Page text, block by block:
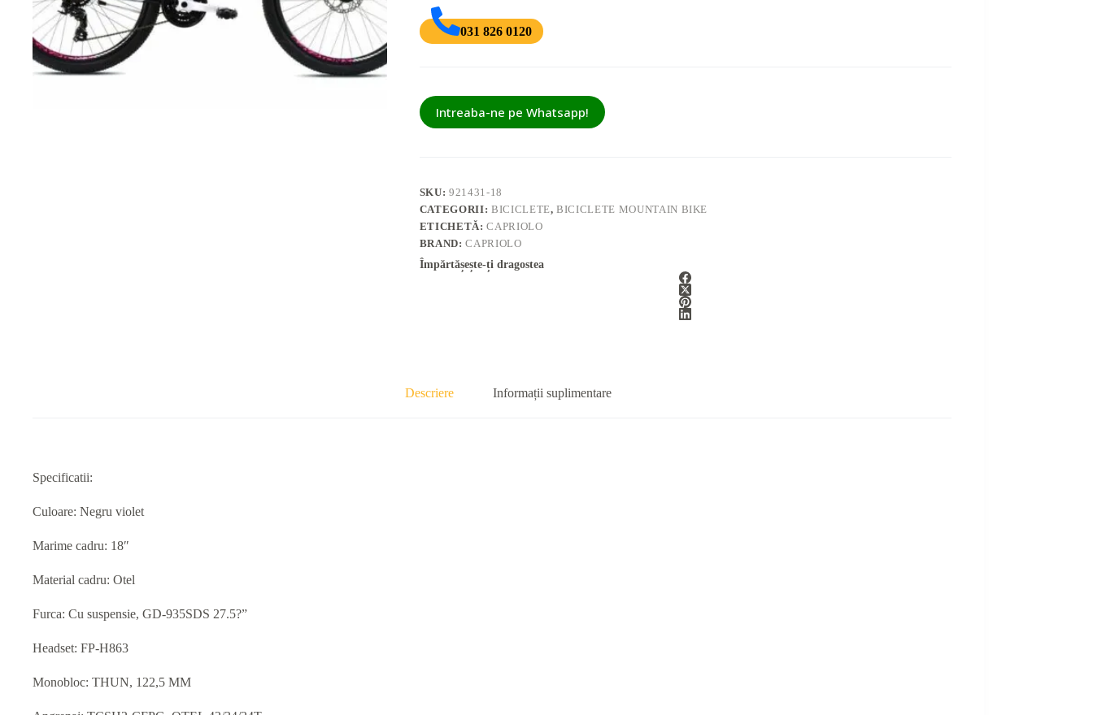
031 826 0120
Intreaba-ne pe Whatsapp!
SKU:921431-18
CATEGORII: BICICLETE,BICICLETE MOUNTAIN BIKE
ETICHETĂ:CAPRIOLO
BRAND:CAPRIOLO
Împărtășește-ți dragostea
Descriere Informații suplimentare
Specificatii:
Culoare: Negru violet
Marime cadru: 18″
Material cadru: Otel
Furca: Cu suspensie, GD-935SDS 27.5?”
Headset: FP-H863
Monobloc: THUN, 122,5 MM